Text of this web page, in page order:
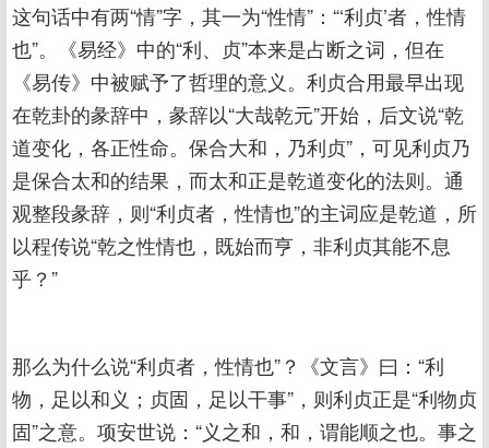
这句话中有两“情”字，其一为“性情”：“‘利贞’者，性情
也”。《易经》中的“利、贞”本来是占断之词，但在
《易传》中被赋予了哲理的意义。利贞合用最早出现
在乾卦的彖辞中，彖辞以“大哉乾元”开始，后文说“乾
道变化，各正性命。保合大和，乃利贞”，可见利贞乃
是保合太和的结果，而太和正是乾道变化的法则。通
观整段彖辞，则“利贞者，性情也”的主词应是乾道，所
以程传说“乾之性情也，既始而亨，非利贞其能不息
乎？”
那么为什么说“利贞者，性情也”？《文言》曰：“利
物，足以和义；贞固，足以干事”，则利贞正是“利物贞
固”之意。项安世说：“义之和，和，谓能顺之也。事之